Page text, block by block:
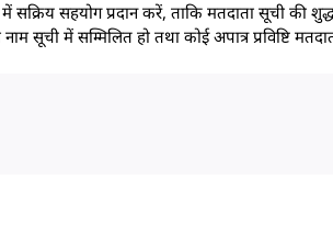
सहयोग प्रदान करें, ताकि मतदाता सूची की
सूची में सम्मिलित हो तथा कोई अपात्र प्रविष्टि